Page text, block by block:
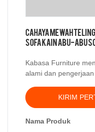
cahaya mewah
sofa kain abu-abu
Kabasa Furniture
alami dan
Foshan Kabasa
dari seluruh dunia
KIRIM
Nama Produk